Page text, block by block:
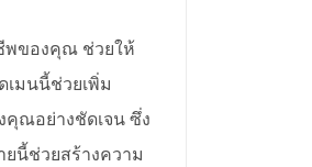
พของคุณ ช่วยให้
มนนี้ช่วยเพิ่ม
คุณอย่างชัดเจน ซึ่ง
นี้ช่วยสร้างความ